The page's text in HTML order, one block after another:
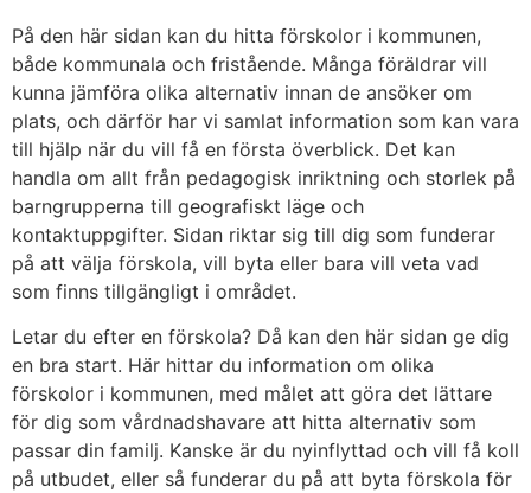
På den här sidan kan du hitta förskolor i kommunen,
både kommunala och fristående. Många föräldrar vill
kunna jämföra olika alternativ innan de ansöker om
plats, och därför har vi samlat information som kan vara
till hjälp när du vill få en första överblick. Det kan
handla om allt från pedagogisk inriktning och storlek på
barngrupperna till geografiskt läge och
kontaktuppgifter. Sidan riktar sig till dig som funderar
på att välja förskola, vill byta eller bara vill veta vad
som finns tillgängligt i området.
Letar du efter en förskola? Då kan den här sidan ge dig
en bra start. Här hittar du information om olika
förskolor i kommunen, med målet att göra det lättare
för dig som vårdnadshavare att hitta alternativ som
passar din familj. Kanske är du nyinflyttad och vill få koll
på utbudet, eller så funderar du på att byta förskola för